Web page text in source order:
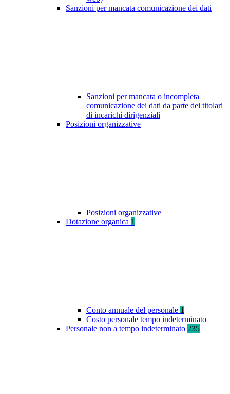
Sanzioni per mancata comunicazione dei dati
Sanzioni per mancata o incompleta
comunicazione dei dati da parte dei titolari
di incarichi dirigenziali
Posizioni organizzative
Posizioni organizzative
Dotazione organica 1
Conto annuale del personale 1
Costo personale tempo indeterminato
Personale non a tempo indeterminato 235